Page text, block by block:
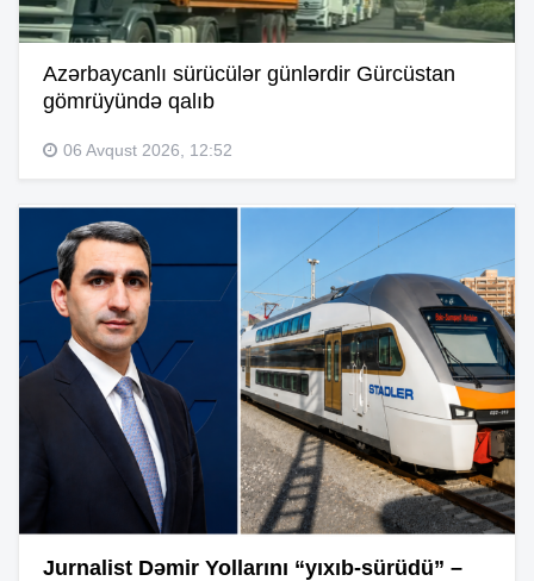
Azərbaycanlı sürücülər günlərdir Gürcüstan
gömrüyündə qalıb
06 Avqust 2026, 12:52
Jurnalist Dəmir Yollarını “yıxıb-sürüdü” –